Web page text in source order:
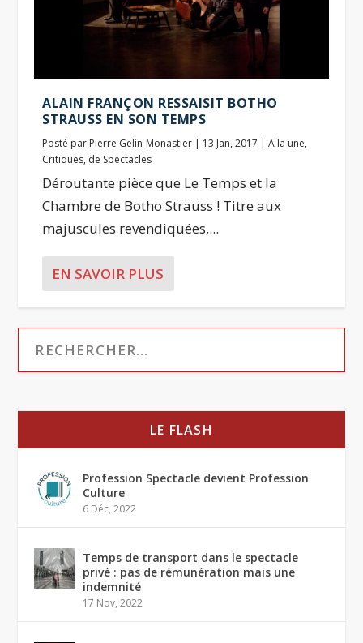
ALAIN FRANÇON RESSAISIT BOTHO
STRAUSS EN SON TEMPS
Posté par Pierre Gelin-Monastier 13 Jan, 2017 |A la une,
Critiques, de Spectacles
Déroutante pièce que Le Temps et la
Chambre de Botho Strauss ! Titre aux
majuscules revendiquées,...
EN SAVOIR PLUS
LE FLASH
Profession Spectacle devient Profession
Culture
6 Déc, 2022
Temps de transport dans le spectacle
privé : pas de rémunération mais une
indemnité
17 Nov, 2022